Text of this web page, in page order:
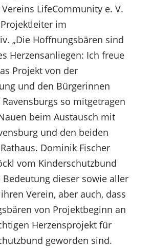
LifeCommunity e. V.
im
„Die Hoffnungsbären sind
Herzensanliegen: Ich freue
Projekt von der
und den Bürgerinnen
so mitgetragen
beim Austausch mit
und den beiden
Dominik Fischer
vom Kinderschutzbund
dieser sowie aller
Verein, aber auch, dass
von Projektbeginn an
Herzensprojekt für
geworden sind.